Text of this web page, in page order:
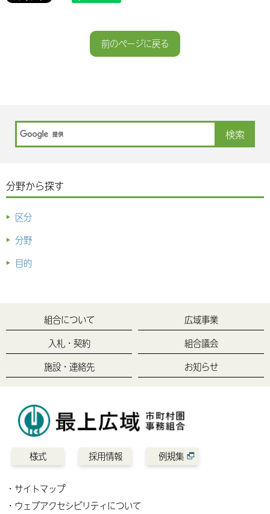
前のページに戻る
分野から探す
区分
分野
目的
組合について
広域事業
入札・契約
組合議会
施設・連絡先
お知らせ
様式 採用情報 例規集
サイトマップ
ウェブアクセシビリティについて